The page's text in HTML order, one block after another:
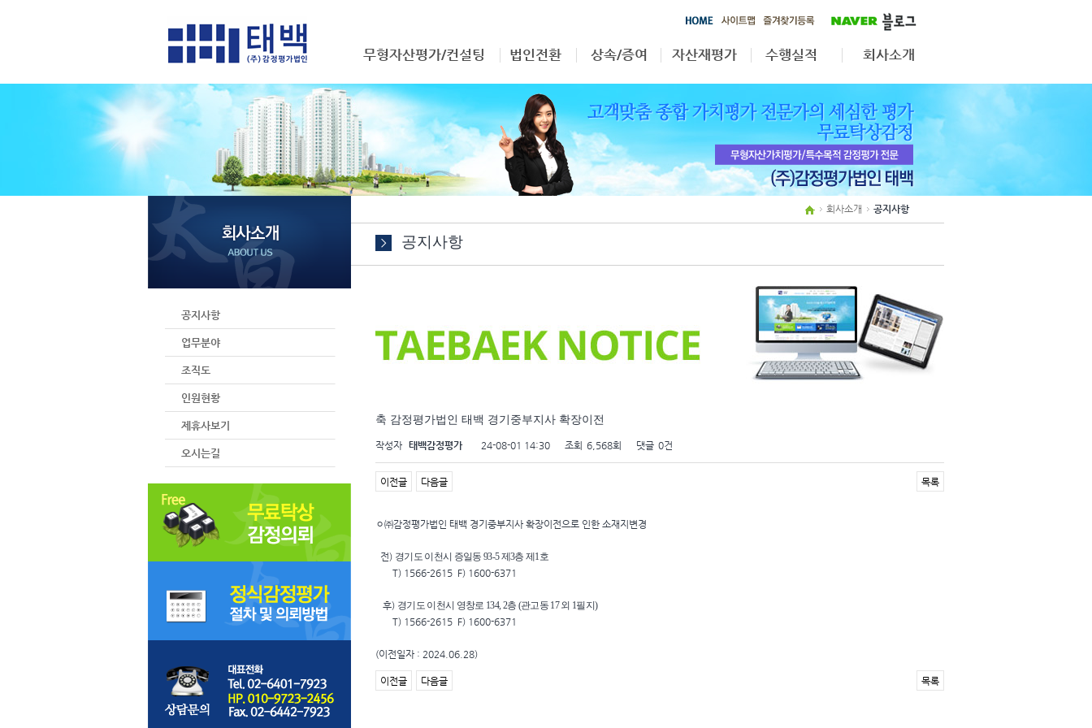
무형자산평가/컨설팅
영업권
특허권
상표권
기타
법인전환
부동산
무형자산
상속/증여
상속/증여
자산재평가
자산재평가
수행실적
무형자산·법인전환
자산재평가
상속·증여
보상평가
회사소개
공지사항
업무분야
조직도
인원현황
제휴사보기
오시는길
공지사항
업무분야
조직도
인원현황
제휴사보기
오시는길
회사소개 공지사항
공지사항
축 감정평가법인 태백 경기중부지사 확장이전
작성자 태백감정평가 24-08-01 14:30 조회 6,568회 댓글 0건
이전글 다음글 목록
ㅇ㈜감정평가법인 태백 경기중부지사 확장이전으로 인한 소재지변경
전) 경기도 이천시 증일동 93-5제3층 제 1호
T) 1566-2615 F) 1600-6371
후) 경기도 이천시 영창로 134, 2층 (관고동 17외 1필지)
T) 1566-2615 F) 1600-6371
(이전일자 : 2024.06.28)
이전글 다음글 목록